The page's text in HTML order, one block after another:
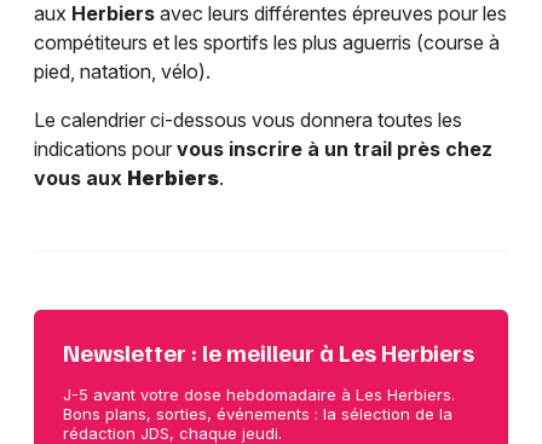
aux Herbiers avec leurs différentes épreuves pour les
compétiteurs et les sportifs les plus aguerris (course à
pied, natation, vélo).
Le calendrier ci-dessous vous donnera toutes les
indications pour vous inscrire à un trail près chez
vous aux Herbiers.
Newsletter : le meilleur à Les Herbiers
J-5 avant votre dose hebdomadaire à Les Herbiers.
Bons plans, sorties, événements : la sélection de la
rédaction JDS, chaque jeudi.